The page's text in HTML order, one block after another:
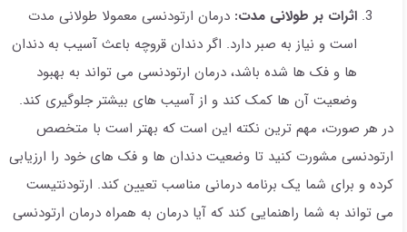
اثرات بر طولانی مدت: درمان ارتودنسی معمولا طولانی مدت
است و نیاز به صبر دارد. اگر دندان قروچه باعث آسیب به دندان
ها و فک ها شده باشد، درمان ارتودنسی می تواند به بهبود
وضعیت آن ها کمک کند و از آسیب های بیشتر جلوگیری کند.
در هر صورت، مهم ترین نکته این است که بهتر است با متخصص
ارتودنسی مشورت کنید تا وضعیت دندان ها و فک های خود را ارزیابی
کرده و برای شما یک برنامه درمانی مناسب تعیین کند. ارتودنتیست
می تواند به شما راهنمایی کند که آیا درمان به همراه درمان ارتودنسی